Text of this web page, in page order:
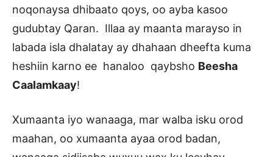
noqonaysa dhibaato qoys, oo ayba kasoo
gudubtay Qaran. Illaa ay maanta marayso in
labada isla dhalatay ay dhahaan dheefta kuma
heshiin karno ee hanaloo qaybsho Beesha
Caalamkaay!
Xumaanta iyo wanaaga, mar walba isku orod
maahan, oo xumaanta ayaa orod badan,